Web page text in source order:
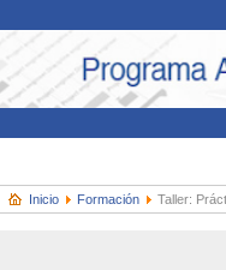
Inicio Formación Taller: